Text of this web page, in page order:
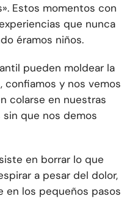
Estos momentos con
que nunca
éramos niños.
pueden moldear la
confiamos y nos vemos
colarse en nuestras
que nos demos
en borrar lo que
a pesar del dolor,
en los pequeños pasos